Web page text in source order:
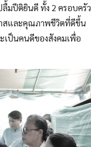
มปีติยินดี ทั้ง 2 ครอบครัว
สและคุณภาพชีวิตที่ดีขึ้น
ป็นคนดีของสังคมเพื่อ